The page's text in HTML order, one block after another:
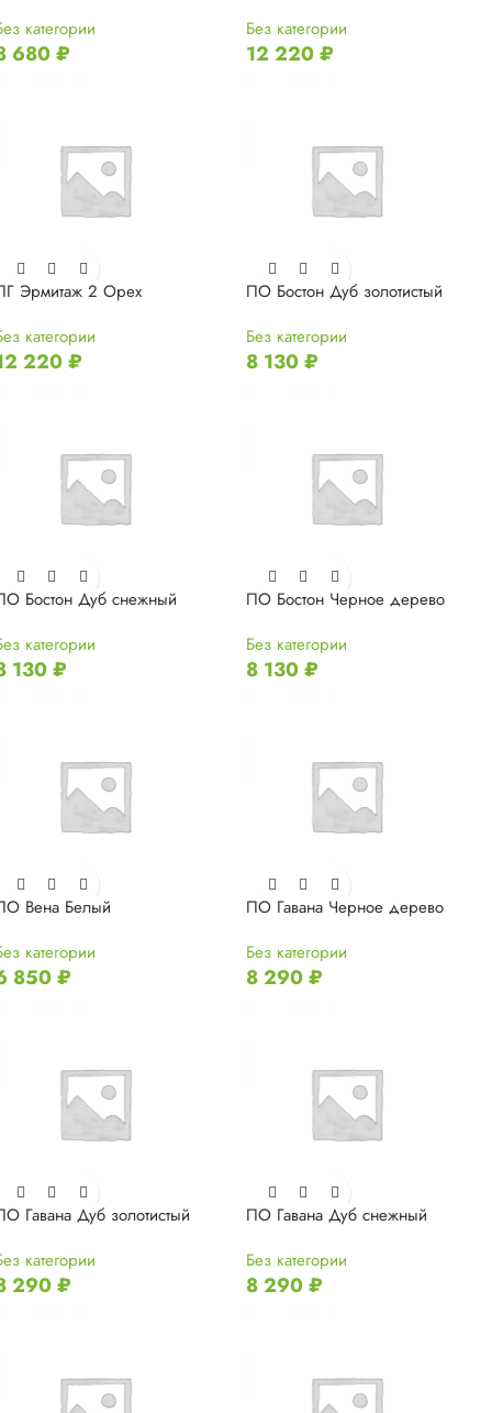
категории
680₽
Без категории
12 220₽
Эрмитаж 2 Орех
категории
220₽
ПО Бостон Дуб золотистый
Без категории
8 130₽
Бостон Дуб снежный
категории
130₽
ПО Бостон Черное дерево
Без категории
8 130₽
Вена Белый
категории
850₽
ПО Гавана Черное дерево
Без категории
8 290₽
Гавана Дуб золотистый
категории
290₽
ПО Гавана Дуб снежный
Без категории
8 290₽